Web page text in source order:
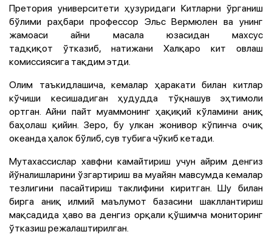
Претория университети ҳузуридаги Китларни ўрганиш
бўлими раҳбари профессор Эльс Вермюлен ва унинг
жамоаси айни масала юзасидан махсус
тадқиқот ўтказиб, натижани Халқаро кит овлаш
комиссиясига тақдим этди.
Олим таъкидлашича, кемалар ҳаракати билан китлар
кўчиши кесишадиган ҳудудда тўқнашув эҳтимоли
ортган. Айни пайт муаммонинг ҳақиқий кўламини аниқ
баҳолаш қийин. Зеро, бу улкан жонивор кўпинча очиқ
океанда ҳалок бўлиб, сув тубига чўкиб кетади.
Мутахассислар хавфни камайтириш учун айрим денгиз
йўналишларини ўзгартириш ва муайян мавсумда кемалар
тезлигини пасайтириш таклифини киритган. Шу билан
бирга аниқ илмий маълумот базасини шакллантириш
мақсадида ҳаво ва денгиз орқали қўшимча мониторинг
ўтказиш режалаштирилган.